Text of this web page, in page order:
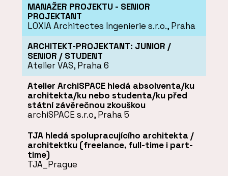
MANAŽER PROJEKTU - SENIOR
PROJEKTANT
LOXIA Architectes Ingenierie s.r.o., Praha
ARCHITEKT-PROJEKTANT: JUNIOR /
SENIOR / STUDENT
Atelier VAS, Praha 6
Atelier ArchiSPACE hledá absolventa/ku
architekta/ku nebo studenta/ku před
státní závěrečnou zkouškou
archiSPACE s.r.o, Praha 5
TJA hledá spolupracujícího architekta /
architektku (freelance, full-time i part-
time)
TJA_Prague